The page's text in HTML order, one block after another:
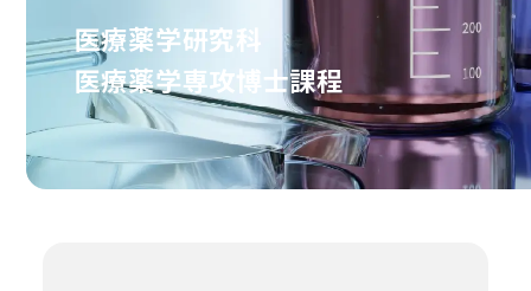
医療薬学研究科
医療薬学専攻博士課程